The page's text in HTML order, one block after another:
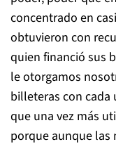
concentrado en
obtuvieron con
quien financió sus
le otorgamos
billeteras con cada
que una vez más
porque aunque las